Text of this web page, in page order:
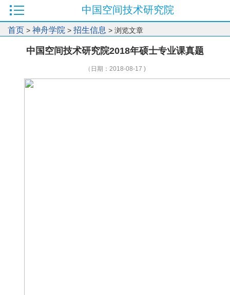
中国空间技术研究院
首页 > 神舟学院 > 招生信息 > 浏览文章
中国空间技术研究院2018年硕士专业课真题
（日期：2018-08-17 )